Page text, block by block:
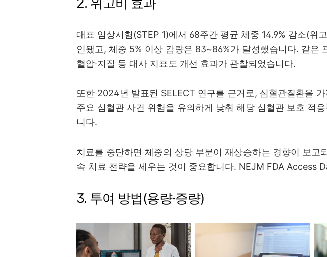
대표 임상시험(STEP 1)에서 68주간 평균 체중 14.9% 감소(위
인됐고, 체중 5% 이상 감량은 83~86%가 달성했습니다. 같은
혈압·지질 등 대사 지표도 개선 효과가 관찰되었습니다.
또한 2024년 발표된 SELECT 연구를 근거로, 심혈관질환을
주요 심혈관 사건 위험을 유의하게 낮춰 해당 심혈관 보호 적
니다.
치료를 중단하면 체중의 상당 부분이 재상승하는 경향이 보고
속 치료 전략을 세우는 것이 중요합니다. NEJM FDA Access
3. 투여 방법(용량·증량)